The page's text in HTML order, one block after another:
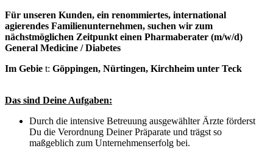
Für unseren Kunden, ein renommiertes, international
agierendes Familienunternehmen, suchen wir zum
nächstmöglichen Zeitpunkt einen Pharmaberater (m/w/d)
General Medicine / Diabetes
Im Gebie t: Göppingen, Nürtingen, Kirchheim unter Teck
Das sind Deine Aufgaben:
Durch die intensive Betreuung ausgewählter Ärzte förderst
Du die Verordnung Deiner Präparate und trägst so
maßgeblich zum Unternehmenserfolg bei.